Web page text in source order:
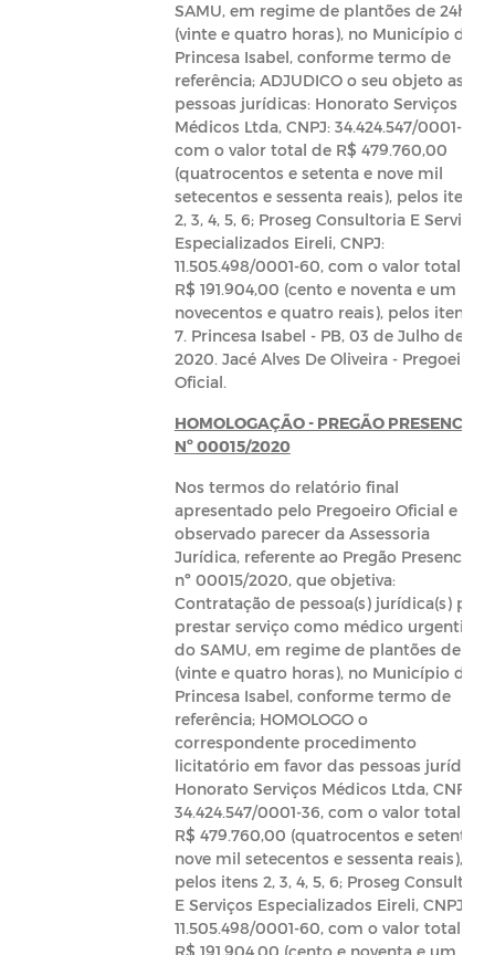
SAMU, em regime de plantões de 24h
(vinte e quatro horas), no Município de
Princesa Isabel, conforme termo de
referência; ADJUDICO o seu objeto as
pessoas jurídicas: Honorato Serviços
Médicos Ltda, CNPJ: 34.424.547/0001-36,
com o valor total de R$ 479.760,00
(quatrocentos e setenta e nove mil
setecentos e sessenta reais), pelos itens
2, 3, 4, 5, 6; Proseg Consultoria E Serviços
Especializados Eireli, CNPJ:
11.505.498/0001-60, com o valor total de
R$ 191.904,00 (cento e noventa e um mil
novecentos e quatro reais), pelos itens 1,
7. Princesa Isabel - PB, 03 de Julho de
2020. Jacé Alves De Oliveira - Pregoeiro
Oficial.
HOMOLOGAÇÃO - PREGÃO PRESENCIAL
Nº 00015/2020
Nos termos do relatório final
apresentado pelo Pregoeiro Oficial e
observado parecer da Assessoria
Jurídica, referente ao Pregão Presencial
nº 00015/2020, que objetiva:
Contratação de pessoa(s) jurídica(s) para
prestar serviço como médico urgentista
do SAMU, em regime de plantões de 24h
(vinte e quatro horas), no Município de
Princesa Isabel, conforme termo de
referência; HOMOLOGO o
correspondente procedimento
licitatório em favor das pessoas jurídicas:
Honorato Serviços Médicos Ltda, CNPJ:
34.424.547/0001-36, com o valor total de
R$ 479.760,00 (quatrocentos e setenta e
nove mil setecentos e sessenta reais),
pelos itens 2, 3, 4, 5, 6; Proseg Consultoria
E Serviços Especializados Eireli, CNPJ:
11.505.498/0001-60, com o valor total de
R$ 191.904,00 (cento e noventa e um mil